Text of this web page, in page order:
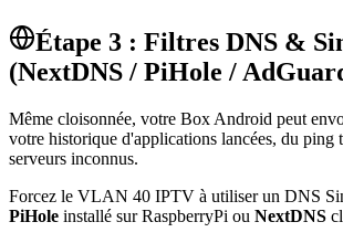
Étape 3 : Filtres DNS &
(NextDNS / PiHole /
Même cloisonnée, votre Box Android peut
votre historique d'applications lancées, du ping
serveurs inconnus.
Forcez le VLAN 40 IPTV à utiliser un DNS
PiHole installé sur RaspberryPi ou NextDNS